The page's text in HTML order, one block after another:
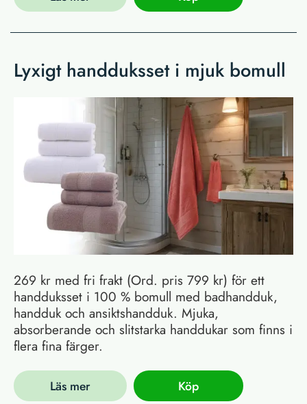
Lyxigt handduksset i mjuk bomull
269 kr med fri frakt (Ord. pris 799 kr) för ett
handduksset i 100 % bomull med badhandduk,
handduk och ansiktshandduk. Mjuka,
absorberande och slitstarka handdukar som finns i
flera fina färger.
Läs mer Köp